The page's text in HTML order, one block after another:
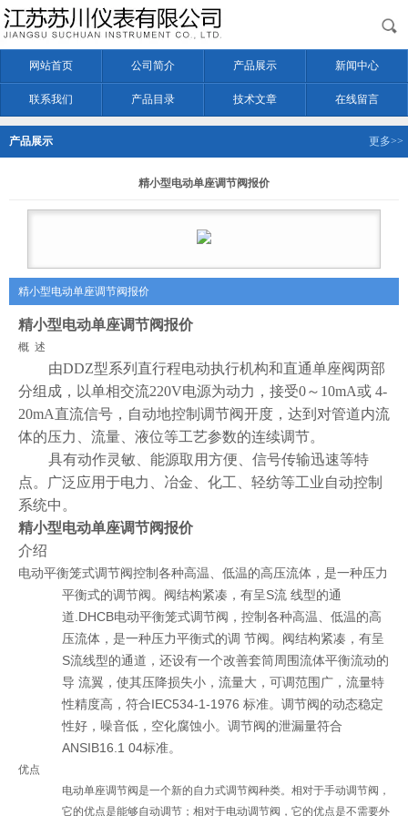
网站首页 公司简介 产品展示 新闻中心
联系我们 产品目录 技术文章 在线留言
产品展示 更多>>
精小型电动单座调节阀报价
精小型电动单座调节阀报价
精小型电动单座调节阀报价
概 述
由DDZ型系列直行程电动执行机构和直通单座阀两部
分组成，以单相交流220V电源为动力，接受0～10mA或 4-
20mA直流信号，自动地控制调节阀开度，达到对管道内流
体的压力、流量、液位等工艺参数的连续调节。
具有动作灵敏、能源取用方便、信号传输迅速等特
点。广泛应用于电力、冶金、化工、轻纺等工业自动控制
系统中。
精小型电动单座调节阀报价
介绍
电动平衡笼式调节阀控制各种高温、低温的高压流体，是一种压力
平衡式的调节阀。阀结构紧凑，有呈S流 线型的通
道.DHCB电动平衡笼式调节阀，控制各种高温、低温的高
压流体，是一种压力平衡式的调 节阀。阀结构紧凑，有呈
S流线型的通道，还设有一个改善套筒周围流体平衡流动的
导 流翼，使其压降损失小，流量大，可调范围广，流量特
性精度高，符合IEC534-1-1976 标准。调节阀的动态稳定
性好，噪音低，空化腐蚀小。调节阀的泄漏量符合
ANSIB16.1 04标准。
优点
电动单座调节阀是一个新的自力式调节阀种类。相对于手动调节阀，
它的优点是能够自动调节；相对于电动调节阀，它的优点是不需要外